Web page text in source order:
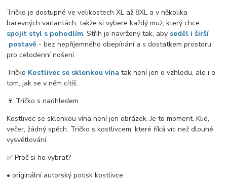
Tričko je dostupné ve velikostech XL až 8XL a v několika
barevných variantách, takže si vybere každý muž, který chce
spojit styl s pohodlím. Střih je navržený tak, aby seděl i širší
postavě - bez nepříjemného obepínání a s dostatkem prostoru
pro celodenní nošení.
Tričko Kostlivec se sklenkou vína tak není jen o vzhledu, ale i o
tom, jak se v něm cítíš.
🍷 Tričko s nadhledem
Kostlivec se sklenkou vína není jen obrázek. Je to moment. Klid,
večer, žádný spěch. Tričko s kostlivcem, které říká víc než dlouhé
vysvětlování.
✅ Proč si ho vybrat?
• originální autorský potisk kostlivce